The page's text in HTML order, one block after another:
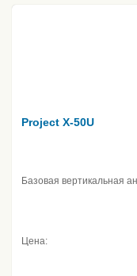
Project X-50U
Базовая вертикальная
Цена: